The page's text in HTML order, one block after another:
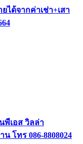
ได้จากค่าเช่า+เสา
พีเอส วิลล่า
โทร 086-8808024